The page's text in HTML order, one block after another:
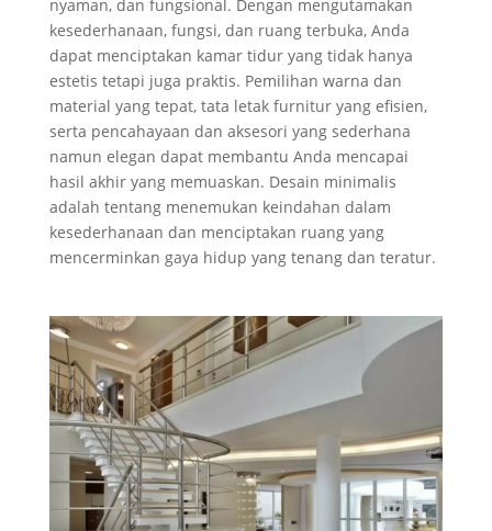
nyaman, dan fungsional. Dengan mengutamakan
kesederhanaan, fungsi, dan ruang terbuka, Anda
dapat menciptakan kamar tidur yang tidak hanya
estetis tetapi juga praktis. Pemilihan warna dan
material yang tepat, tata letak furnitur yang efisien,
serta pencahayaan dan aksesori yang sederhana
namun elegan dapat membantu Anda mencapai
hasil akhir yang memuaskan. Desain minimalis
adalah tentang menemukan keindahan dalam
kesederhanaan dan menciptakan ruang yang
mencerminkan gaya hidup yang tenang dan teratur.